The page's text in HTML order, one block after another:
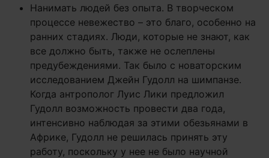
Нанимать людей без опыта. В творческом
процессе невежество – это благо, особенно на
ранних стадиях. Люди, которые не знают, как
все должно быть, также не ослеплены
предубеждениями. Так было с новаторским
исследованием Джейн Гудолл на шимпанзе.
Когда антрополог Луис Лики предложил
Гудолл возможность провести два года,
интенсивно наблюдая за этими обезьянами в
Африке, Гудолл не решилась принять эту
работу, поскольку у нее не было научной